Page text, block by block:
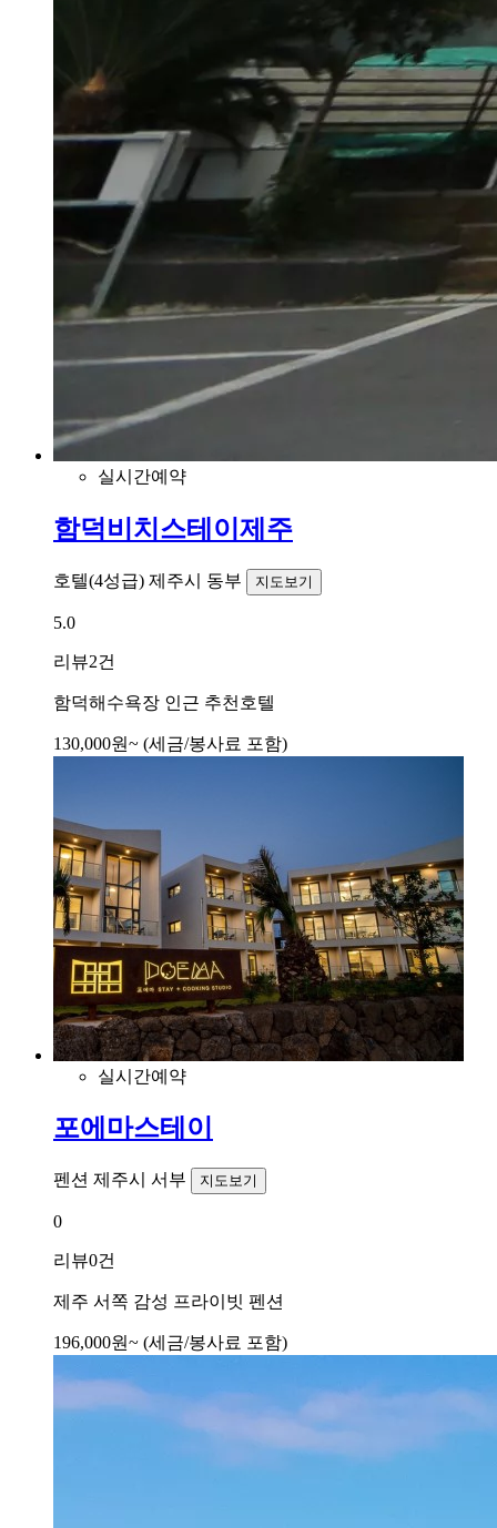
실시간예약
함덕비치스테이제주
호텔(4성급) 제주시 동부 지도보기
5.0
리뷰2건
함덕해수욕장 인근 추천호텔
130,000원~ (세금/봉사료 포함)
실시간예약
포에마스테이
펜션 제주시 서부 지도보기
0
리뷰0건
제주 서쪽 감성 프라이빗 펜션
196,000원~ (세금/봉사료 포함)